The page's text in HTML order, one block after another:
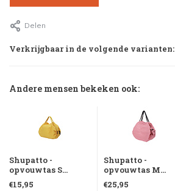
Delen
Verkrijgbaar in de volgende varianten:
Andere mensen bekeken ook:
Shupatto -
opvouwtas S...
€15,95
Shupatto -
opvouwtas M...
€25,95